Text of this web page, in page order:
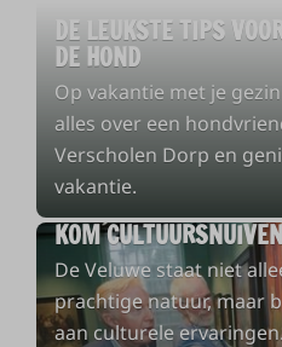
DE LEUKSTE TIPS
DE HOND
Op vakantie met je
alles over een
Verscholen Dorp en
vakantie.
KOM
De Veluwe staat niet
prachtige natuur, maar
aan culturele